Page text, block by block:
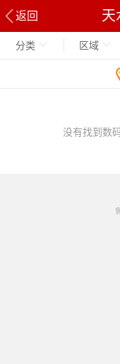
返回 天
分类 区域
没有找到数